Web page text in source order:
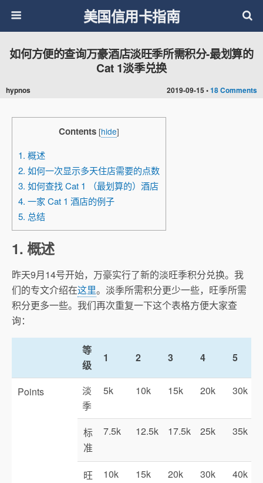
美国信用卡指南
2019-09-15 •18 Comments
如何方便的查询万豪酒店淡旺季所需积分-最划算的
Cat 1淡季兑换
hypnos
Contents [hide]
1. 概述
2. 如何一次显示多天住店需要的点数
3. 如何查找 Cat 1 （最划算的）酒店
4. 一家 Cat 1 酒店的例子
5. 总结
1. 概述
昨天9月14号开始，万豪实行了新的淡旺季积分兑换。我
们的专文介绍在这里。淡季所需积分更少一些，旺季所需
积分更多一些。我们再次重复一下这个表格方便大家查
询：
等
级
1 2 3 4 5
Points
淡
季
5k 10k 15k 20k 30k
标
准
7.5k 12.5k 17.5k 25k 35k
旺
10k 15k 20k 30k 40k